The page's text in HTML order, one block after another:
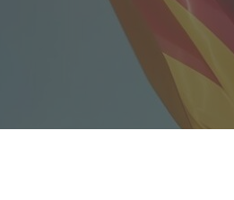
Полезная информация